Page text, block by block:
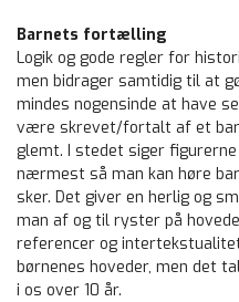
Barnets fortælling
Logik og gode regler for
men bidrager samtidig til at
mindes nogensinde at have
være skrevet/fortalt af et
glemt. I stedet siger
nærmest så man kan høre
sker. Det giver en herlig og
man af og til ryster på
referencer og
børnenes hoveder, men det
i os over 10 år.